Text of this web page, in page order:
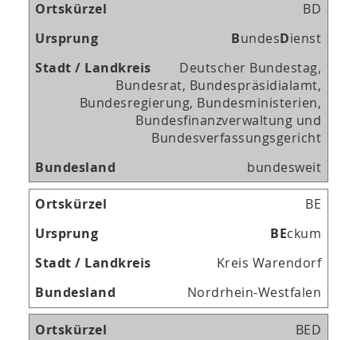
BD
BundesDienst
Deutscher Bundestag,
Bundesrat, Bundespräsidialamt,
Bundesregierung, Bundesministerien,
Bundesfinanzverwaltung und
Bundesverfassungsgericht
bundesweit
BE
BEckum
Kreis Warendorf
Nordrhein-Westfalen
BED